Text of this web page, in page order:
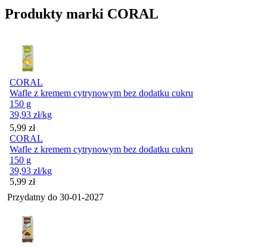
Produkty marki CORAL
CORAL
Wafle z kremem cytrynowym bez dodatku cukru
150 g
39,93 zł/kg
Cena
5,99 zł
CORAL
Wafle z kremem cytrynowym bez dodatku cukru
150 g
39,93 zł/kg
Cena
5,99 zł
Przydatny do 30-01-2027